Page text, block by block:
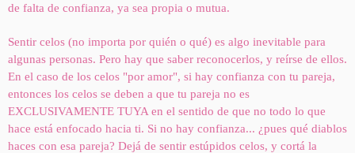
de falta de confianza, ya sea propia o mutua.
Sentir celos (no importa por quién o qué) es algo inevitable para
algunas personas. Pero hay que saber reconocerlos, y reírse de ellos.
En el caso de los celos "por amor", si hay confianza con tu pareja,
entonces los celos se deben a que tu pareja no es
EXCLUSIVAMENTE TUYA en el sentido de que no todo lo que
hace está enfocado hacia ti. Si no hay confianza... ¿pues qué diablos
haces con esa pareja? Dejá de sentir estúpidos celos, y cortá la